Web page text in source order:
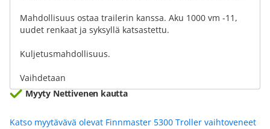
Mahdollisuus ostaa trailerin kanssa. Aku 1000 vm -11,
uudet renkaat ja syksyllä katsastettu.
Kuljetusmahdollisuus.
Vaihdetaan
Myyty Nettivenen kautta
Katso myytävävä olevat Finnmaster 5300 Troller vaihtoveneet